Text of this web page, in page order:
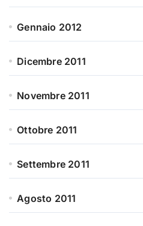
Gennaio 2012
Dicembre 2011
Novembre 2011
Ottobre 2011
Settembre 2011
Agosto 2011